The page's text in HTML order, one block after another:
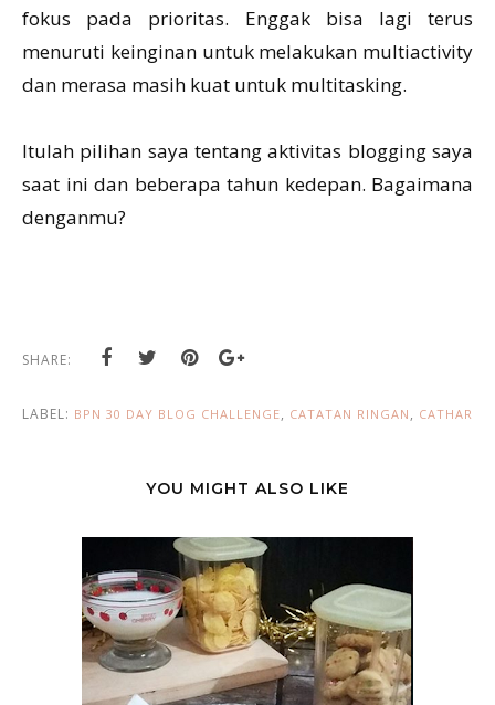
fokus pada prioritas. Enggak bisa lagi terus
menuruti keinginan untuk melakukan multiactivity
dan merasa masih kuat untuk multitasking.
Itulah pilihan saya tentang aktivitas blogging saya
saat ini dan beberapa tahun kedepan. Bagaimana
denganmu?
SHARE:
LABEL: BPN 30 DAY BLOG CHALLENGE, CATATAN RINGAN , CATHAR
YOU MIGHT ALSO LIKE